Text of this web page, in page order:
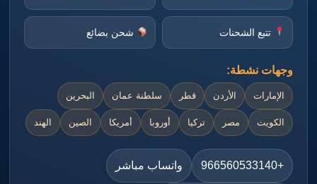
تتبع الشحنات شحن بضائع
وجهات نشطة:
الإمارات الأردن قطر سلطنة عمان البحرين
الكويت مصر تركيا أوروبا أمريكا الصين الهند
+966560533140 واتساب مباشر